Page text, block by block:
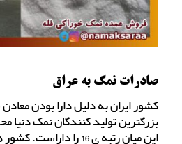
صادرات نمک به عراق
کشور ایران به دلیل دارا بودن
بزرگترین تولید کنندگان نمک
این میان رتبه ی 16 را